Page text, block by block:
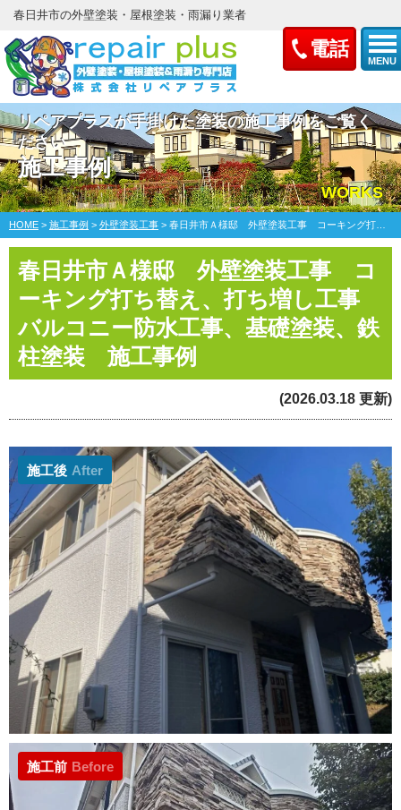
電話
MENU
春日井市の外壁塗装・屋根塗装・雨漏り業者
リペアプラスが手掛けた塗装の施工事例をご覧く
ださい
施工事例
WORKS
HOME > 施工事例 > 外壁塗装工事 > 春日井市Ａ様邸 外壁塗装工事 コーキング打ち替え、打ち増し工事 バルコニー防水工事、基礎塗装、鉄柱塗装
春日井市Ａ様邸 外壁塗装工事 コ
ーキング打ち替え、打ち増し工事
バルコニー防水工事、基礎塗装、鉄
柱塗装 施工事例
(2026.03.18 更新)
施工後 After
施工前 Before